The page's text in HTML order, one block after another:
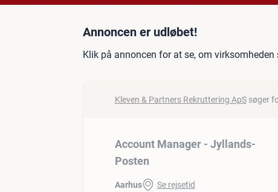
Jobannonce: Account
Annoncen er udløbet!
Klik på annoncen for at se, om
Kleven & Partners Rekruttering ApSsøger
Account Manager - Jyllands-
Posten
Aarhus Se rejsetid